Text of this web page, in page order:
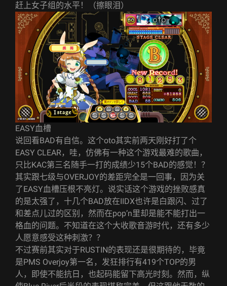
赶上女子组的水平！（擦眼泪）
EASY血槽
说回看BAD有自信。这个oto其实前两天刚好打了个
EASY CLEAR，哇，仿佛有一种这个游戏最难的歌曲，
只比KAC第三名随手一打的成绩少15个BAD的感觉！？
其实跟七级与OVERJOY的差距完全是一回事，因为关
了EASY血槽压根不亮灯。说实话这个游戏的挫败感真
的是太强了，十几个BAD放在IIDX也许是白跟闪、过了
和差点儿过的区别，然而在pop’n里却是能不能打出一
格血的问题。不知道在这个大收歌音游时代，还有多少
人愿意感受这种刺激？？
不过赛前其实对于RUSTIN的表现还是很期待的，毕竟
是PMS Overjoy第一名，发狂排行有419个TOP的男
人，即使不能抗日，也起码能留下高光时刻。然而，纵